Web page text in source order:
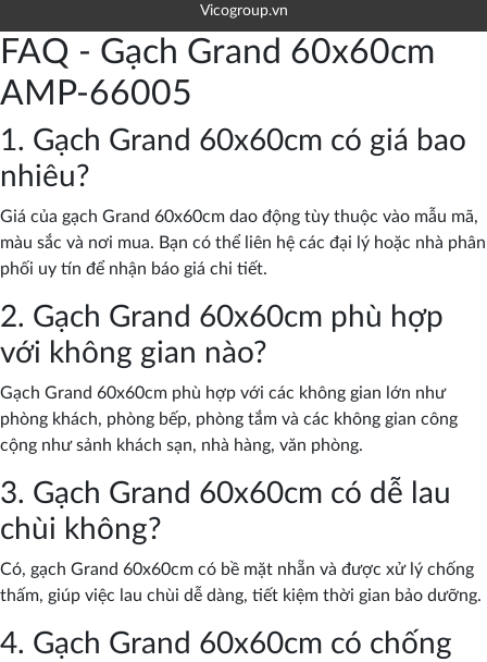
Vicogroup.vn
FAQ - Gạch Grand 60x60cm
AMP-66005
1. Gạch Grand 60x60cm có giá bao
nhiêu?
Giá của gạch Grand 60x60cm dao động tùy thuộc vào mẫu mã,
màu sắc và nơi mua. Bạn có thể liên hệ các đại lý hoặc nhà phân
phối uy tín để nhận báo giá chi tiết.
2. Gạch Grand 60x60cm phù hợp
với không gian nào?
Gạch Grand 60x60cm phù hợp với các không gian lớn như
phòng khách, phòng bếp, phòng tắm và các không gian công
cộng như sảnh khách sạn, nhà hàng, văn phòng.
3. Gạch Grand 60x60cm có dễ lau
chùi không?
Có, gạch Grand 60x60cm có bề mặt nhẵn và được xử lý chống
thấm, giúp việc lau chùi dễ dàng, tiết kiệm thời gian bảo dưỡng.
4. Gạch Grand 60x60cm có chống